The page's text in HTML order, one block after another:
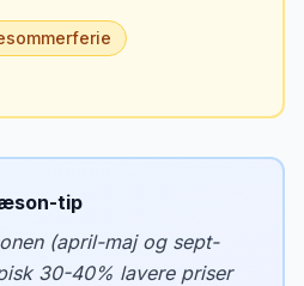
tip
(april-maj og sept-
30-40% lavere priser